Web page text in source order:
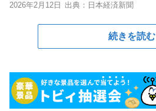
2026年2月12日 出典：日本経済新聞
続きを読む